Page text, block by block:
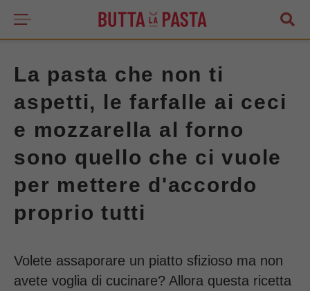
La pasta che non ti
aspetti, le farfalle ai ceci
e mozzarella al forno
sono quello che ci vuole
per mettere d'accordo
proprio tutti
Volete assaporare un piatto sfizioso ma non
avete voglia di cucinare? Allora questa ricetta